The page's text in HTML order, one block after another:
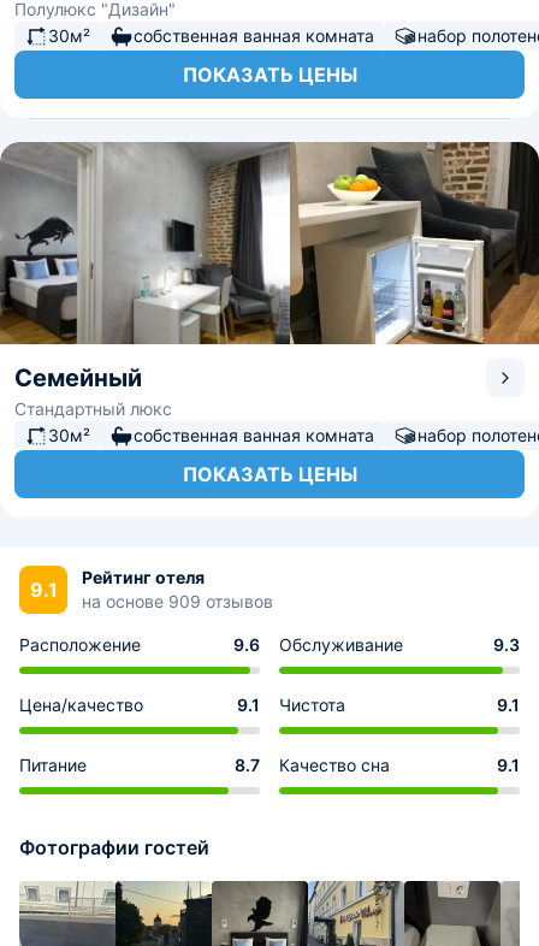
Полулюкс "Дизайн"
30м²
собственная ванная комната набор
ПОКАЗАТЬ ЦЕНЫ
Семейный
Стандартный люкс
30м²
собственная ванная комната набор
ПОКАЗАТЬ ЦЕНЫ
9.1
Рейтинг отеля
на основе 909 отзывов
Расположение 9.6 Обслуживание 9.3
Цена/качество 9.1 Чистота 9.1
Питание 8.7 Качество сна 9.1
Фотографии гостей